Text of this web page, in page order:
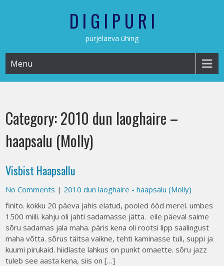
D I G I P U R I
purjelaeva ühing
Menu
Category:2010 dun laoghaire –
haapsalu (Molly)
Visbist Haapsallu
No Comments | 2010 dun laoghaire - haapsalu (Molly)
finito. kokku 20 päeva jahis elatud, pooled ööd merel. umbes
1500 miili. kahju oli jahti sadamasse jätta. eile päeval saime
sõru sadamas jala maha. päris kena oli rootsi lipp saalingust
maha võtta. sõrus täitsa vaikne, tehti kaminasse tuli, suppi ja
kuumi pirukaid. hiidlaste lahkus on punkt omaette. sõru jazz
tuleb see aasta kena, siis on […]